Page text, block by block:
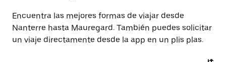
Encuentra las mejores formas de viajar desde
Nanterre hasta Mauregard. También puedes solicitar
un viaje directamente desde la app en un plis plas.